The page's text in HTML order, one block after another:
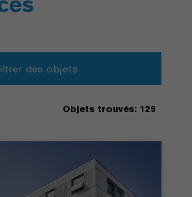
des objets
Objets trouvés: 129